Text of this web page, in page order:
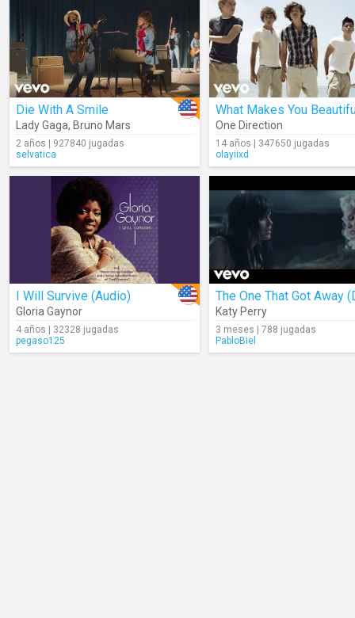
Die With A Smile
Lady Gaga, Bruno Mars
2 años | 927840 jugadas
selvatica
What Makes You
One Direction
14 años | 347650 jugadas
olayiixd
I Will Survive (Audio)
Gloria Gaynor
4 años | 32328 jugadas
pegaso125
Katy Perry
3 meses | 788 jugadas
PabloBiel